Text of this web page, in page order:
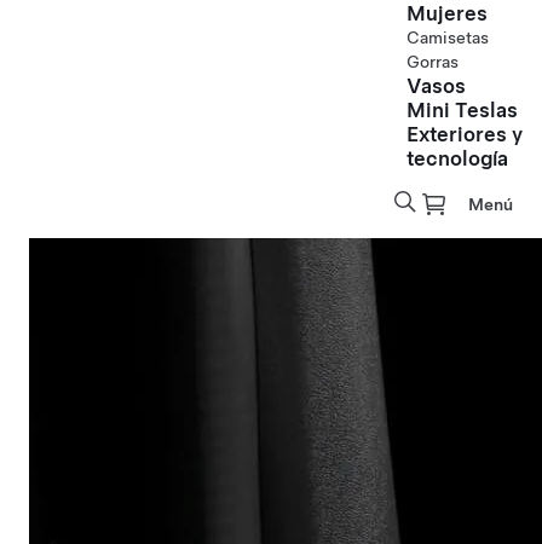
Mujeres
Camisetas
Gorras
Vasos
Mini Teslas
Exteriores y
tecnología
Menú